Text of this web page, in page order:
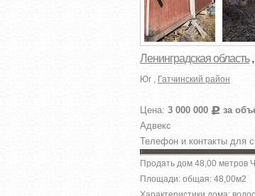
Ленинградская область,
Юг , Гатчинский район
Цена: 3 000 000 Р за
Адвекс
Телефон и контакты для
Продать дом 48,00 метров
Площади: общая: 48,00м2